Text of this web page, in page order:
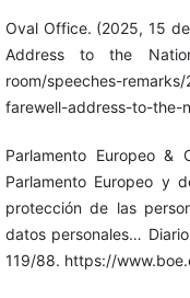
Oval Office. (2025, 15
Address to the Nation.
room/speeches-
farewell-address-to-the-
Parlamento Europeo &
Parlamento Europeo y
protección de las
datos personales…
119/88. https://